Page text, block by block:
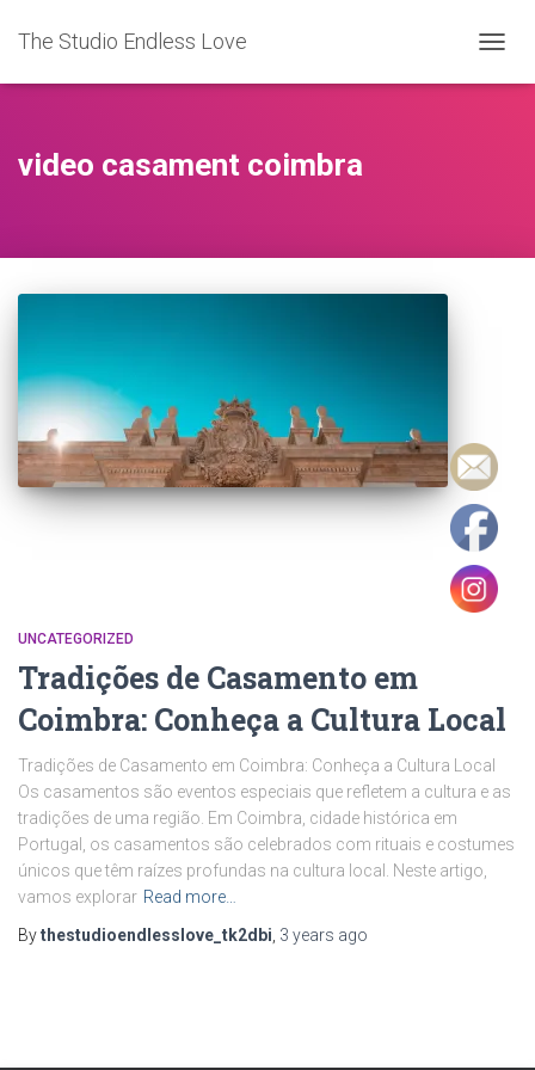
The Studio Endless Love
video casament coimbra
UNCATEGORIZED
Tradições de Casamento em
Coimbra: Conheça a Cultura Local
Tradições de Casamento em Coimbra: Conheça a Cultura Local
Os casamentos são eventos especiais que refletem a cultura e as
tradições de uma região. Em Coimbra, cidade histórica em
Portugal, os casamentos são celebrados com rituais e costumes
únicos que têm raízes profundas na cultura local. Neste artigo,
vamos explorar Read more…
Bythestudioendlesslove_tk2dbi 3 years ago